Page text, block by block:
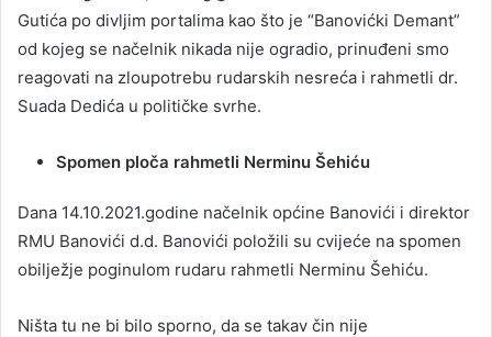
Gutića po divljim portalima kao što je “Banovićki Demant”
od kojeg se načelnik nikada nije ogradio, prinuđeni smo
reagovati na zloupotrebu rudarskih nesreća i rahmetli dr.
Suada Dedića u političke svrhe.
Spomen ploča rahmetli Nerminu Šehiću
Dana 14.10.2021.godine načelnik općine Banovići i direktor
RMU Banovići d.d. Banovići položili su cvijeće na spomen
obilježje poginulom rudaru rahmetli Nerminu Šehiću.
Ništa tu ne bi bilo sporno, da se takav čin nije